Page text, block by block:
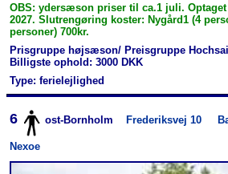
OBS: ydersæson priser til ca.1 juli.
2027. Slutrengøring koster: Nygård1 (4
personer) 700kr.
Prisgruppe højsæson/ Preisgruppe
Billigste ophold: 3000 DKK
Type: ferielejlighed
6 ost-Bornholm Frederiksvej 10
Nexoe